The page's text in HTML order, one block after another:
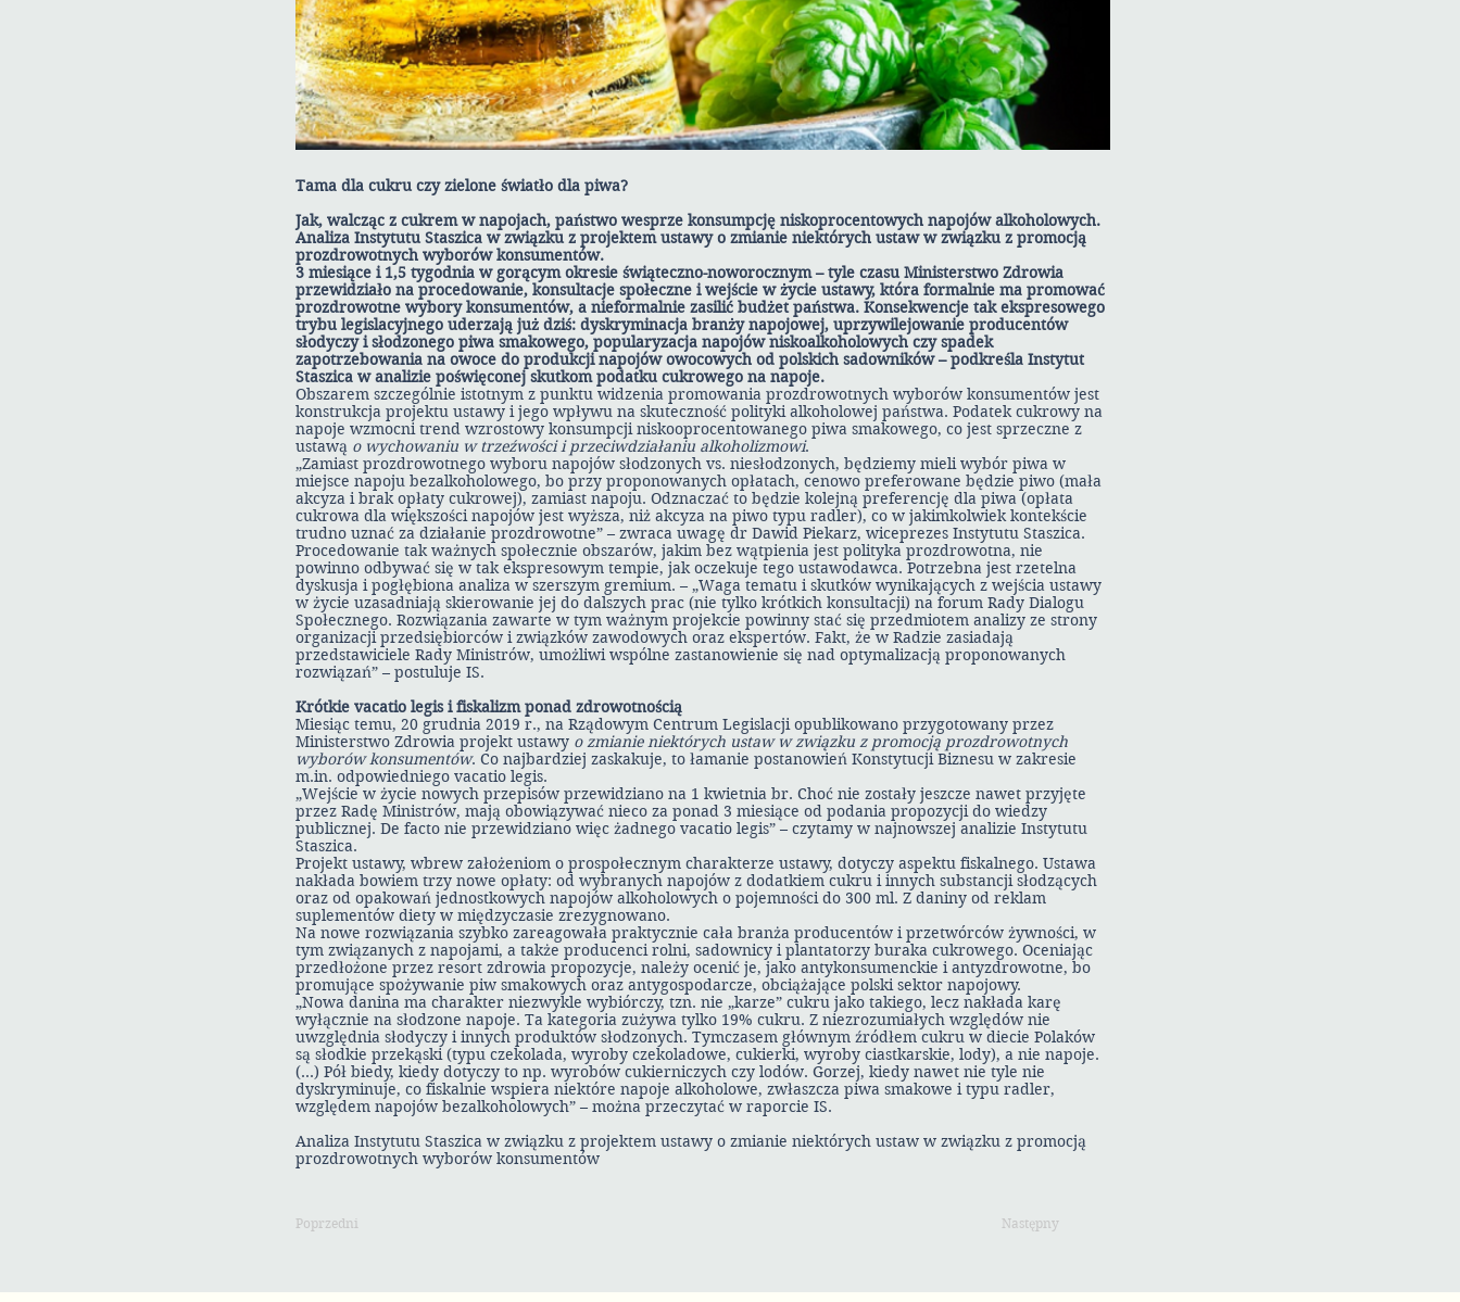
Tama dla cukru czy zielone światło dla piwa?
Jak, walcząc z cukrem w napojach, państwo wesprze konsumpcję niskoprocentowych napojów alkoholowych.
Analiza Instytutu Staszica w związku z projektem ustawy o zmianie niektórych ustaw w związku z promocją
prozdrowotnych wyborów konsumentów.
3 miesiące i 1,5 tygodnia w gorącym okresie świąteczno-noworocznym – tyle czasu Ministerstwo Zdrowia
przewidziało na procedowanie, konsultacje społeczne i wejście w życie ustawy, która formalnie ma promować
prozdrowotne wybory konsumentów, a nieformalnie zasilić budżet państwa. Konsekwencje tak ekspresowego
trybu legislacyjnego uderzają już dziś: dyskryminacja branży napojowej, uprzywilejowanie producentów
słodyczy i słodzonego piwa smakowego, popularyzacja napojów niskoalkoholowych czy spadek
zapotrzebowania na owoce do produkcji napojów owocowych od polskich sadowników – podkreśla Instytut
Staszica w analizie poświęconej skutkom podatku cukrowego na napoje.
Obszarem szczególnie istotnym z punktu widzenia promowania prozdrowotnych wyborów konsumentów jest
konstrukcja projektu ustawy i jego wpływu na skuteczność polityki alkoholowej państwa. Podatek cukrowy na
napoje wzmocni trend wzrostowy konsumpcji niskooprocentowanego piwa smakowego, co jest sprzeczne z
ustawą o wychowaniu w trzeźwości i przeciwdziałaniu alkoholizmowi.
„Zamiast prozdrowotnego wyboru napojów słodzonych vs. niesłodzonych, będziemy mieli wybór piwa w
miejsce napoju bezalkoholowego, bo przy proponowanych opłatach, cenowo preferowane będzie piwo (mała
akcyza i brak opłaty cukrowej), zamiast napoju. Odznaczać to będzie kolejną preferencję dla piwa (opłata
cukrowa dla większości napojów jest wyższa, niż akcyza na piwo typu radler), co w jakimkolwiek kontekście
trudno uznać za działanie prozdrowotne” – zwraca uwagę dr Dawid Piekarz, wiceprezes Instytutu Staszica.
Procedowanie tak ważnych społecznie obszarów, jakim bez wątpienia jest polityka prozdrowotna, nie
powinno odbywać się w tak ekspresowym tempie, jak oczekuje tego ustawodawca. Potrzebna jest rzetelna
dyskusja i pogłębiona analiza w szerszym gremium. – „Waga tematu i skutków wynikających z wejścia ustawy
w życie uzasadniają skierowanie jej do dalszych prac (nie tylko krótkich konsultacji) na forum Rady Dialogu
Społecznego. Rozwiązania zawarte w tym ważnym projekcie powinny stać się przedmiotem analizy ze strony
organizacji przedsiębiorców i związków zawodowych oraz ekspertów. Fakt, że w Radzie zasiadają
przedstawiciele Rady Ministrów, umożliwi wspólne zastanowienie się nad optymalizacją proponowanych
rozwiązań” – postuluje IS.
Krótkie vacatio legis i fiskalizm ponad zdrowotnością
Miesiąc temu, 20 grudnia 2019 r., na Rządowym Centrum Legislacji opublikowano przygotowany przez
Ministerstwo Zdrowia projekt ustawy o zmianie niektórych ustaw w związku z promocją prozdrowotnych
wyborów konsumentów. Co najbardziej zaskakuje, to łamanie postanowień Konstytucji Biznesu w zakresie
m.in. odpowiedniego vacatio legis.
„Wejście w życie nowych przepisów przewidziano na 1 kwietnia br. Choć nie zostały jeszcze nawet przyjęte
przez Radę Ministrów, mają obowiązywać nieco za ponad 3 miesiące od podania propozycji do wiedzy
publicznej. De facto nie przewidziano więc żadnego vacatio legis” – czytamy w najnowszej analizie Instytutu
Staszica.
Projekt ustawy, wbrew założeniom o prospołecznym charakterze ustawy, dotyczy aspektu fiskalnego. Ustawa
nakłada bowiem trzy nowe opłaty: od wybranych napojów z dodatkiem cukru i innych substancji słodzących
oraz od opakowań jednostkowych napojów alkoholowych o pojemności do 300 ml. Z daniny od reklam
suplementów diety w międzyczasie zrezygnowano.
Na nowe rozwiązania szybko zareagowała praktycznie cała branża producentów i przetwórców żywności, w
tym związanych z napojami, a także producenci rolni, sadownicy i plantatorzy buraka cukrowego. Oceniając
przedłożone przez resort zdrowia propozycje, należy ocenić je, jako antykonsumenckie i antyzdrowotne, bo
promujące spożywanie piw smakowych oraz antygospodarcze, obciążające polski sektor napojowy.
„Nowa danina ma charakter niezwykle wybiórczy, tzn. nie „karze” cukru jako takiego, lecz nakłada karę
wyłącznie na słodzone napoje. Ta kategoria zużywa tylko 19% cukru. Z niezrozumiałych względów nie
uwzględnia słodyczy i innych produktów słodzonych. Tymczasem głównym źródłem cukru w diecie Polaków
są słodkie przekąski (typu czekolada, wyroby czekoladowe, cukierki, wyroby ciastkarskie, lody), a nie napoje.
(…) Pół biedy, kiedy dotyczy to np. wyrobów cukierniczych czy lodów. Gorzej, kiedy nawet nie tyle nie
dyskryminuje, co fiskalnie wspiera niektóre napoje alkoholowe, zwłaszcza piwa smakowe i typu radler,
względem napojów bezalkoholowych” – można przeczytać w raporcie IS.
Analiza Instytutu Staszica w związku z projektem ustawy o zmianie niektórych ustaw w związku z promocją
prozdrowotnych wyborów konsumentów
Poprzedni Następny